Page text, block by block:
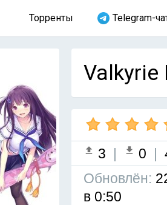
Торренты Telegram-
Valkyrie
3 | 0 |
Обновлён:
в 0:50